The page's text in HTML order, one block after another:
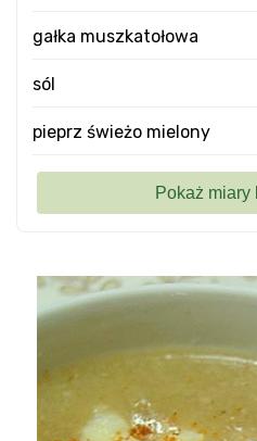
gałka muszkatołowa
sól
pieprz świeżo mielony